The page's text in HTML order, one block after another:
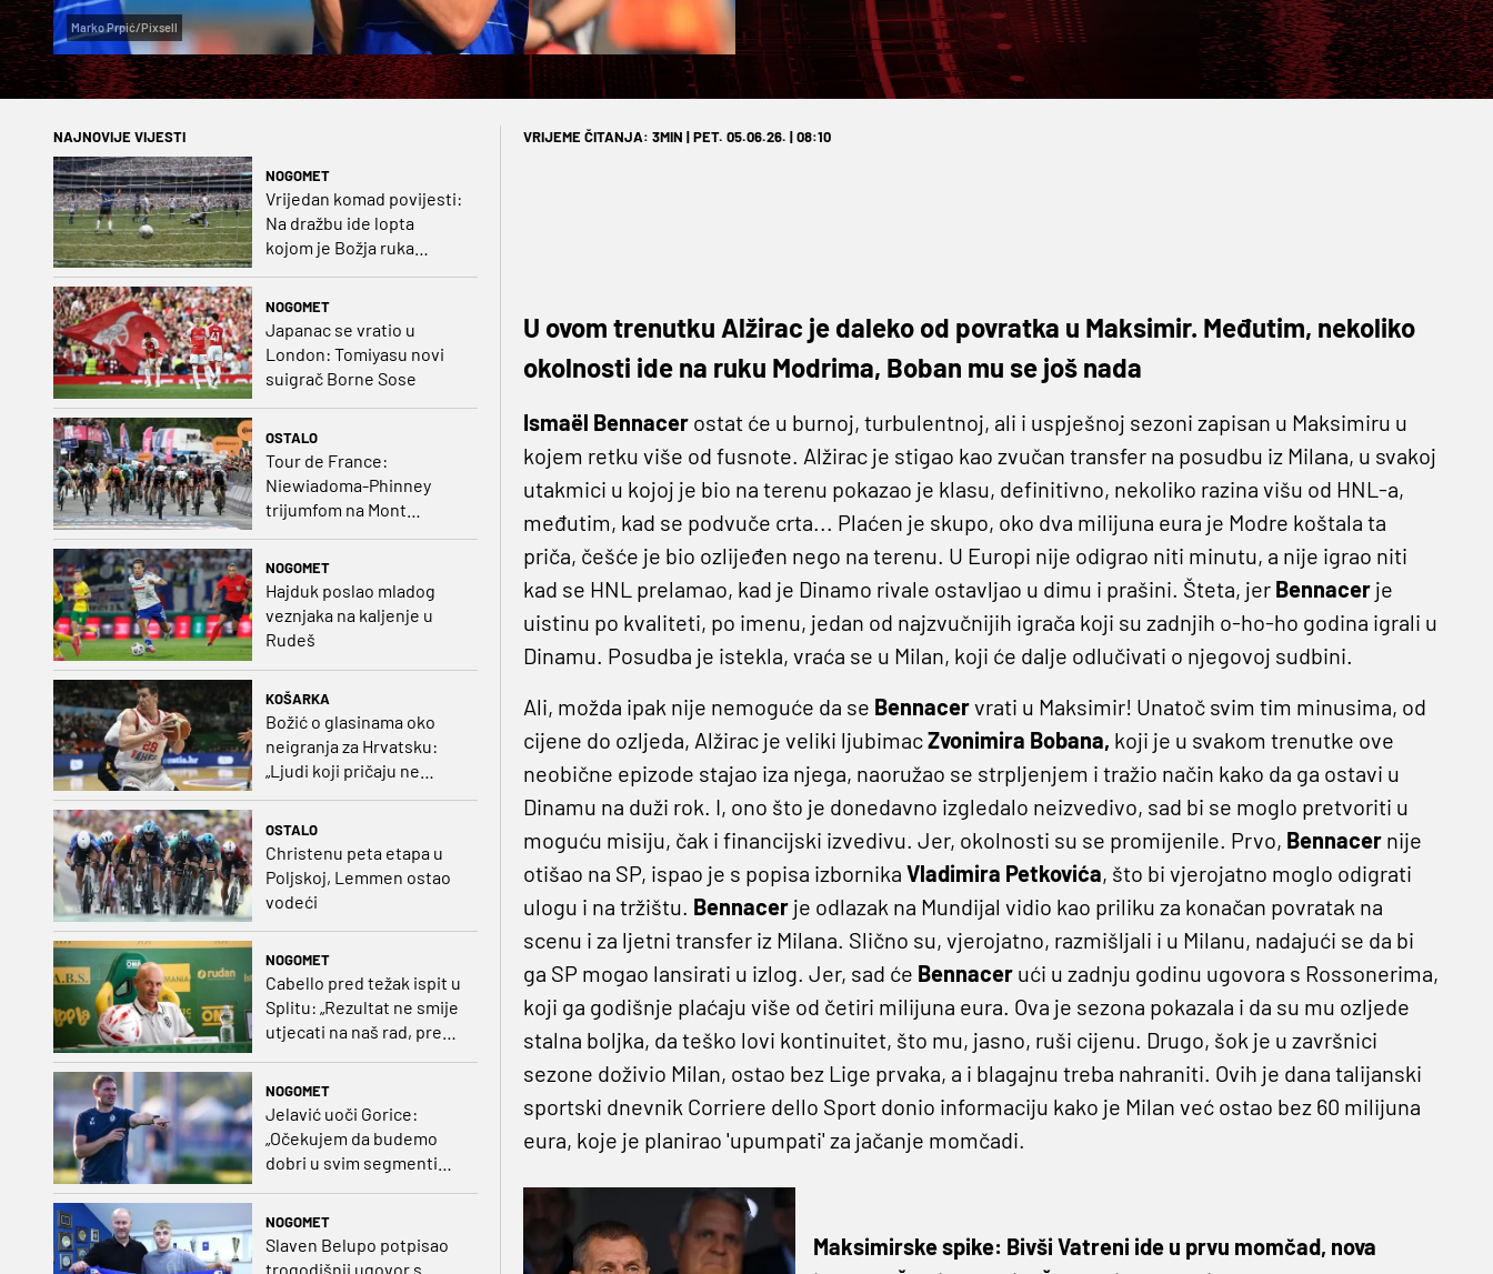
Marko Prpić/Pixsell
NAJNOVIJE VIJESTI
NOGOMET
Vrijedan komad povijesti:
Na dražbu ide lopta
kojom je Božja ruka
postigla gol
NOGOMET
Japanac se vratio u
London: Tomiyasu novi
suigrač Borne Sose
OSTALO
Tour de France:
Niewiadoma-Phinney
trijumfom na Mont
NOGOMET
Hajduk poslao mladog
veznjaka na kaljenje u
Rudeš
KOŠARKA
Božić o glasinama oko
neigranja za Hrvatsku:
„Ljudi koji pričaju ne
plaćaju mi račune, ne
dušebrižnika“
OSTALO
Christenu peta etapa u
Poljskoj, Lemmen ostao
vodeći
NOGOMET
Cabello pred težak ispit u
Splitu: „Rezultat ne smije
utjecati na naš rad, pred
NOGOMET
Jelavić uoči Gorice:
„Očekujem da budemo
dobri u svim segmentima
NOGOMET
Slaven Belupo potpisao
trogodišnji ugovor s
VRIJEME ČITANJA: 3MIN | PET. 05.06.26. | 08:10
U ovom trenutku Alžirac je daleko od povratka u Maksimir. Međutim, nekoliko
okolnosti ide na ruku Modrima, Boban mu se još nada
Ismaël Bennacer ostat će u burnoj, turbulentnoj, ali i uspješnoj sezoni zapisan u Maksimiru u
kojem retku više od fusnote. Alžirac je stigao kao zvučan transfer na posudbu iz Milana, u svakoj
utakmici u kojoj je bio na terenu pokazao je klasu, definitivno, nekoliko razina višu od HNL-a,
međutim, kad se podvuče crta... Plaćen je skupo, oko dva milijuna eura je Modre koštala ta
priča, češće je bio ozlijeđen nego na terenu. U Europi nije odigrao niti minutu, a nije igrao niti
kad se HNL prelamao, kad je Dinamo rivale ostavljao u dimu i prašini. Šteta, jer Bennacer je
uistinu po kvaliteti, po imenu, jedan od najzvučnijih igrača koji su zadnjih o-ho-ho godina igrali u
Dinamu. Posudba je istekla, vraća se u Milan, koji će dalje odlučivati o njegovoj sudbini.
Ali, možda ipak nije nemoguće da se Bennacervrati u Maksimir! Unatoč svim tim minusima, od
cijene do ozljeda, Alžirac je veliki ljubimacZvonimira Bobana, koji je u svakom trenutke ove
neobične epizode stajao iza njega, naoružao se strpljenjem i tražio način kako da ga ostavi u
Dinamu na duži rok. I, ono što je donedavno izgledalo neizvedivo, sad bi se moglo pretvoriti u
moguću misiju, čak i financijski izvedivu. Jer, okolnosti su se promijenile. Prvo, Bennacer nije
otišao na SP, ispao je s popisa izbornika Vladimira Petkovića, što bi vjerojatno moglo odigrati
ulogu i na tržištu. Bennacer je odlazak na Mundijal vidio kao priliku za konačan povratak na
scenu i za ljetni transfer iz Milana. Slično su, vjerojatno, razmišljali i u Milanu, nadajući se da bi
ga SP mogao lansirati u izlog. Jer, sad će Bennacer ući u zadnju godinu ugovora s Rossonerima,
koji ga godišnje plaćaju više od četiri milijuna eura. Ova je sezona pokazala i da su mu ozljede
stalna boljka, da teško lovi kontinuitet, što mu, jasno, ruši cijenu. Drugo, šok je u završnici
sezone doživio Milan, ostao bez Lige prvaka, a i blagajnu treba nahraniti. Ovih je dana talijanski
sportski dnevnik Corriere dello Sport donio informaciju kako je Milan već ostao bez 60 milijuna
eura, koje je planirao 'upumpati' za jačanje momčadi.
Maksimirske spike: Bivši Vatreni ide u prvu momčad, nova